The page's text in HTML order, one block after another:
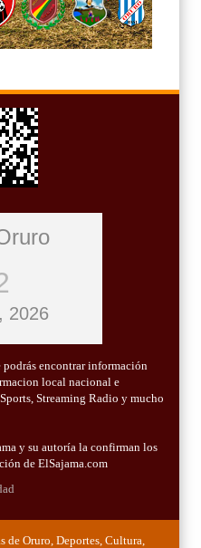
2026
encontrar información
local nacional e
Streaming Radio y mucho
y su autoría la confirman los
de ElSajama.com
de Oruro, Deportes, Cultura,